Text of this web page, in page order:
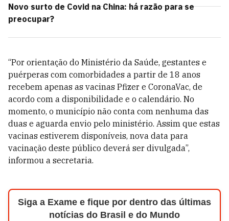
Novo surto de Covid na China: há razão para se
preocupar?
“Por orientação do Ministério da Saúde, gestantes e
puérperas com comorbidades a partir de 18 anos
recebem apenas as vacinas Pfizer e CoronaVac, de
acordo com a disponibilidade e o calendário. No
momento, o município não conta com nenhuma das
duas e aguarda envio pelo ministério. Assim que estas
vacinas estiverem disponíveis, nova data para
vacinação deste público deverá ser divulgada”,
informou a secretaria.
Siga a Exame e fique por dentro das últimas
notícias do Brasil e do Mundo